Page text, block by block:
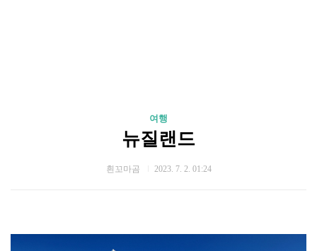
여행
뉴질랜드
흰꼬마곰 2023. 7. 2. 01:24